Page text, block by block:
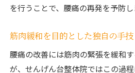
を行うことで、腰痛の再発を予防し
筋肉緩和を目的とした独自の手技
腰痛の改善には筋肉の緊張を緩和
が、せんげん台整体院ではこの過